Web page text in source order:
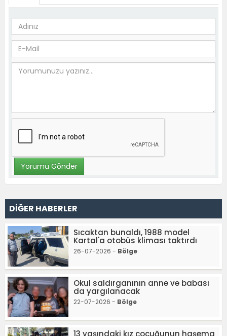
DİĞER HABERLER
Sıcaktan bunaldı, 1988 model
Kartal'a otobüs kliması taktırdı
26-07-2026 - Bölge
Okul saldırganının anne ve babası
da yargılanacak
22-07-2026 - Bölge
13 yaşındaki kız çocuğunun haşema